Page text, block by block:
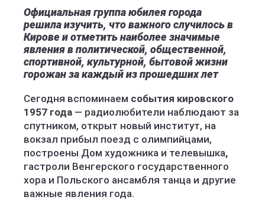
Официальная группа юбилея города
решила изучить, что важного случилось в
Кирове и отметить наиболее значимые
явления в политической, общественной,
спортивной, культурной, бытовой жизни
горожан за каждый из прошедших лет
Сегодня вспоминаем события кировского
1957 года — радиолюбители наблюдают за
спутником, открыт новый институт, на
вокзал прибыл поезд с олимпийцами,
построены Дом художника и телевышка,
гастроли Венгерского государственного
хора и Польского ансамбля танца и другие
важные явления года.